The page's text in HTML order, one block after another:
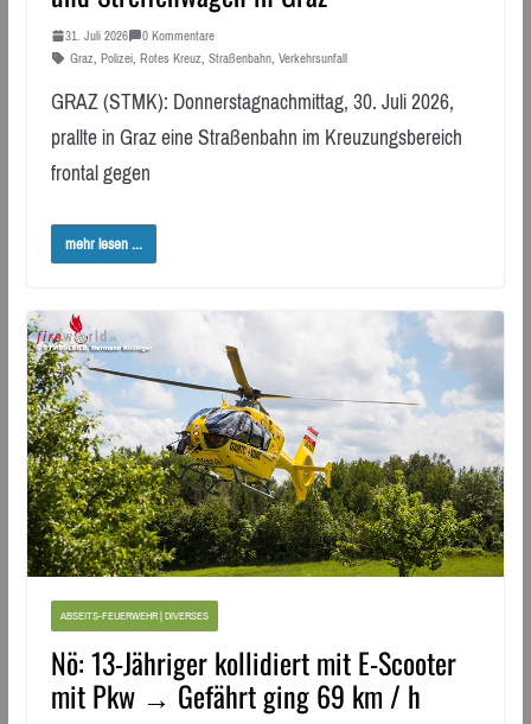
31. Juli 2026
0 Kommentare
Graz, Polizei, Rotes Kreuz, Straßenbahn, Verkehrsunfall
GRAZ (STMK): Donnerstagnachmittag, 30. Juli 2026,
prallte in Graz eine Straßenbahn im Kreuzungsbereich
frontal gegen
mehr lesen ...
ABSEITS-FEUERWEHR | DIVERSES
Nö: 13-Jähriger kollidiert mit E-Scooter
mit Pkw → Gefährt ging 69 km / h